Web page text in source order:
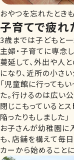
おやつを忘れたとき
子育てで疲
3歳までは子どもと
主婦・子育てに専念
蔓延して、外出や人
になり、近所の小さ
「児童館に行っても
た。行けるのは広い
閉じこもっていると
陥ったりもしました」
お子さんが幼稚園に
も、店舗を構えて毎
カーから始めることに